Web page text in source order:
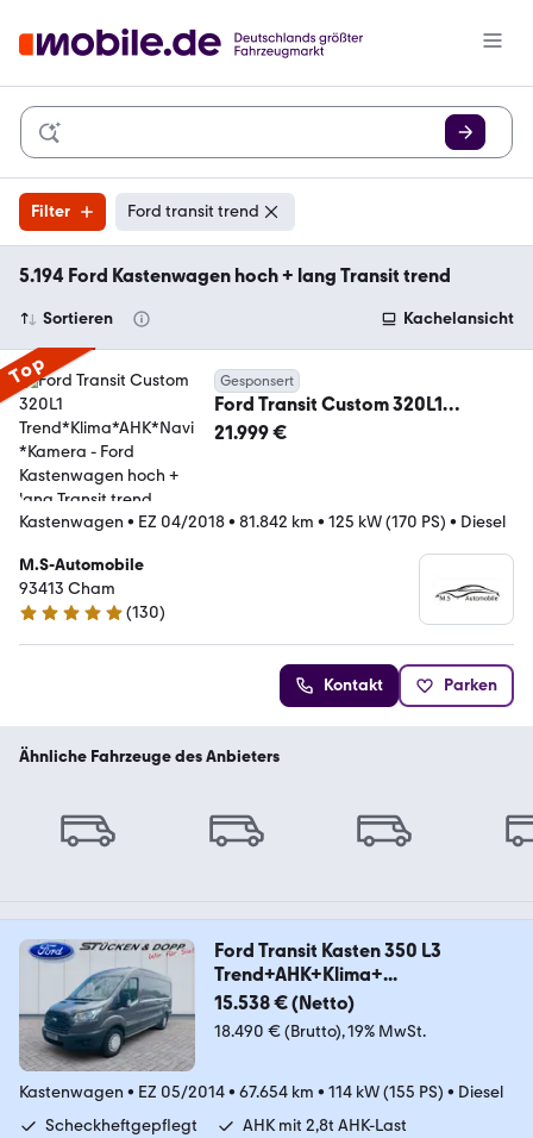
Filter Ford transit trend
5.194 Ford Kastenwagen hoch + lang Transit trend
Sortieren Kachelansicht
Top Gesponsert
Ford Transit Custom 320L1
Trend*Klima*AHK*Navi*Kamera
21.999 €
Kastenwagen • EZ 04/2018• 81.842 km • 125 kW (170 PS) • Diesel
M.S-Automobile
93413 Cham
4.9 Sterne
(130)
Kontakt Parken
Ähnliche Fahrzeuge des Anbieters
Ford Transit Kasten 350 L3
Trend+AHK+Klima+...
15.538 € (Netto)
18.490 € (Brutto) 19% MwSt.
Kastenwagen • EZ 05/2014• 67.654 km • 114 kW (155 PS) • Diesel
Scheckheftgepflegt
AHK mit 2,8t AHK-Last